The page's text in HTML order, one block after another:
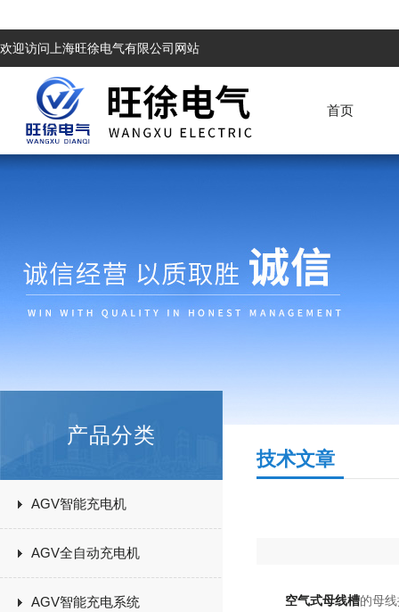
欢迎访问上海旺徐电气有限公司网站
首页
产品分类
AGV智能充电机
AGV全自动充电机
AGV智能充电系统
技术文章
空气式母线槽的母